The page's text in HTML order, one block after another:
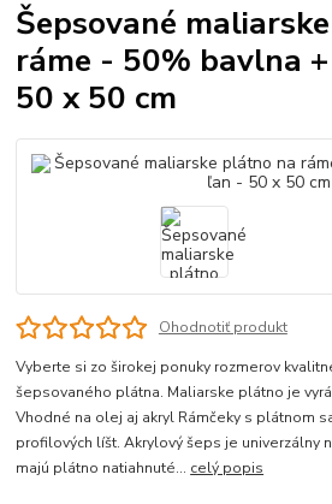
Šepsované
ráme - 50% bavlna
50 x 50 cm
Ohodnotiť produkt
Vyberte si zo širokej ponuky rozmerov
šepsovaného plátna. Maliarske plátno je
Vhodné na olej aj akryl Rámčeky s plátnom
profilových líšt. Akrylový šeps je univerzálny
majú plátno natiahnuté... celý popis